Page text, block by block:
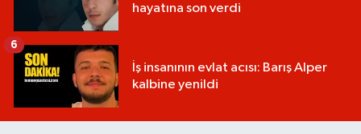
hayatına son verdi
İş insanının evlat acısı: Barış Alper
kalbine yenildi
6